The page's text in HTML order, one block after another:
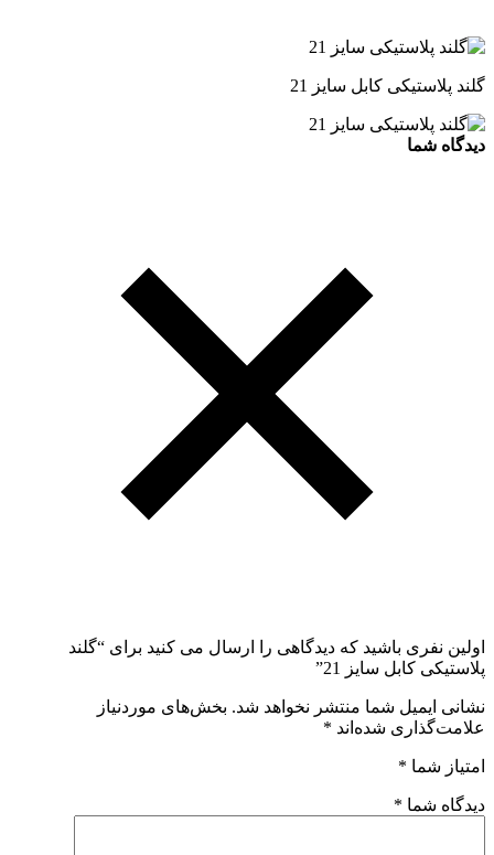
گلند پلاستیکی کابل سایز 21
دیدگاه شما
اولین نفری باشید که دیدگاهی را ارسال می کنید برای “گلند
پلاستیکی کابل سایز 21”
نشانی ایمیل شما منتشر نخواهد شد. بخش‌های موردنیاز
علامت‌گذاری شده‌اند *
امتیاز شما *
دیدگاه شما *